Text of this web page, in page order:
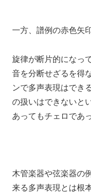
一方、 譜例の赤色矢
旋律が断片的になっ
音を分断せざるを得
ンで多声表現はでき
の扱いはできないと
あってもチェロであ
木管楽器や弦楽器の
来る多声表現とは根